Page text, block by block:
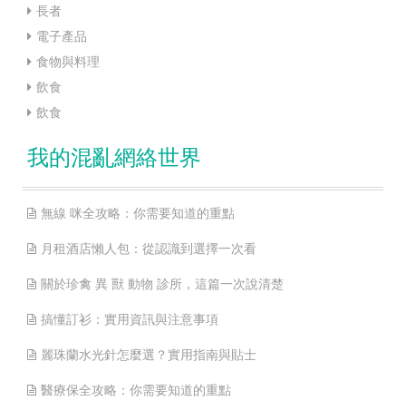
長者
電子產品
食物與料理
飲食
飲食
我的混亂網絡世界
無線 咪全攻略：你需要知道的重點
月租酒店懶人包：從認識到選擇一次看
關於珍禽 異 獸 動物 診所，這篇一次說清楚
搞懂訂衫：實用資訊與注意事項
麗珠蘭水光針怎麼選？實用指南與貼士
醫療保全攻略：你需要知道的重點